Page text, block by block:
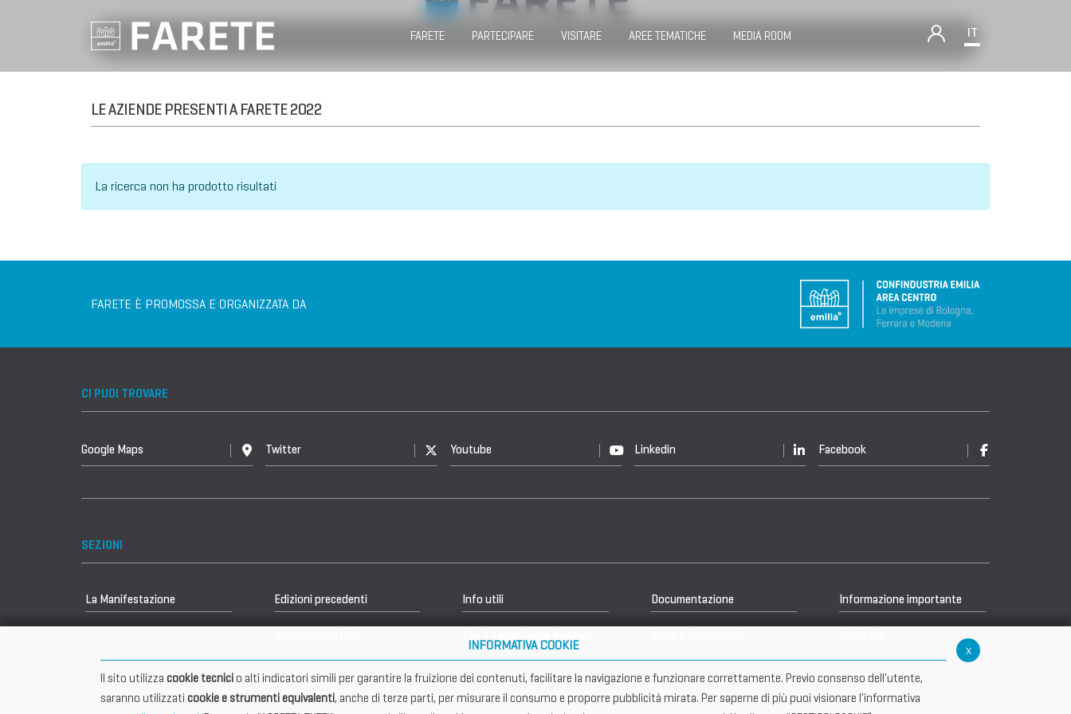
FARETE PARTECIPARE VISITARE AREE TEMATICHE MEDIA ROOM IT
LE AZIENDE PRESENTI A FARETE 2022
La ricerca non ha prodotto risultati
FARETE È PROMOSSA E ORGANIZZATA DA
CI PUOI TROVARE
Google Maps Twitter Youtube Linkedin Facebook
SEZIONI
La Manifestazione Edizioni precedenti Info utili Documentazione Informazione importante
x
INFORMATIVA COOKIE
Il sito utilizza cookie tecnici o alti indicatori simili per garantire la fruizione dei contenuti, facilitare la navigazione e funzionare correttamente. Previo consenso dell'utente,
saranno utilizzati cookie e strumenti equivalenti, anche di terze parti, per misurare il consumo e proporre pubblicità mirata. Per saperne di più puoi visionare l'informativa